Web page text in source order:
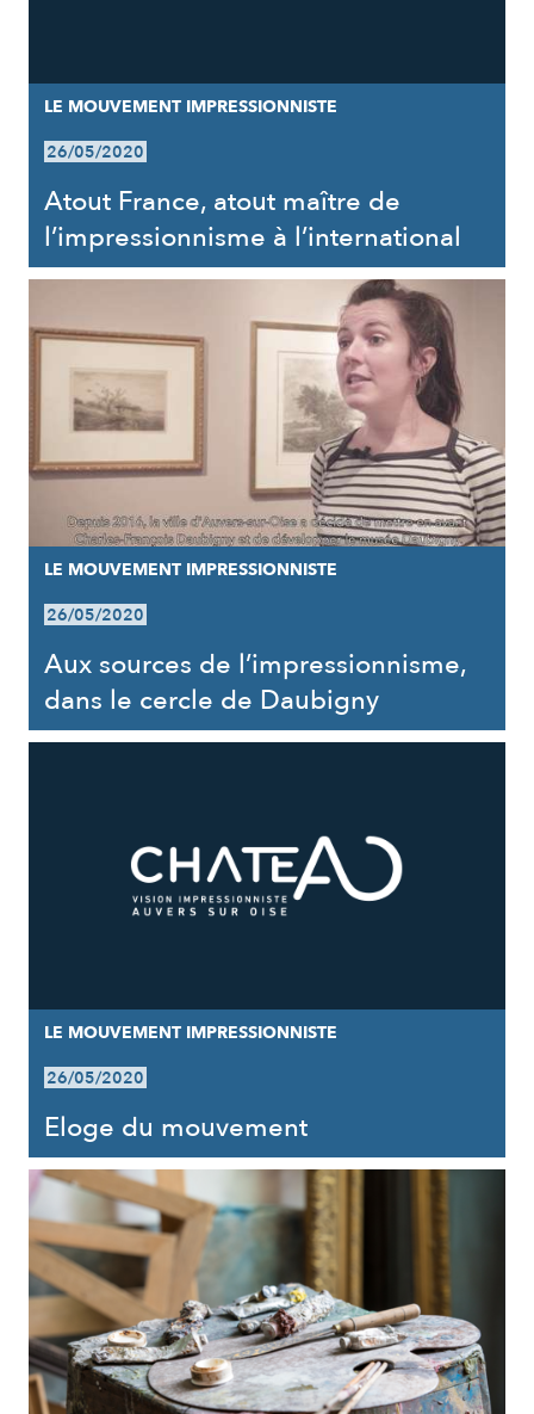
LE MOUVEMENT IMPRESSIONNISTE
26/05/2020
Atout France, atout maître de
l’impressionnisme à l’international
LE MOUVEMENT IMPRESSIONNISTE
26/05/2020
Aux sources de l’impressionnisme,
dans le cercle de Daubigny
LE MOUVEMENT IMPRESSIONNISTE
26/05/2020
Eloge du mouvement